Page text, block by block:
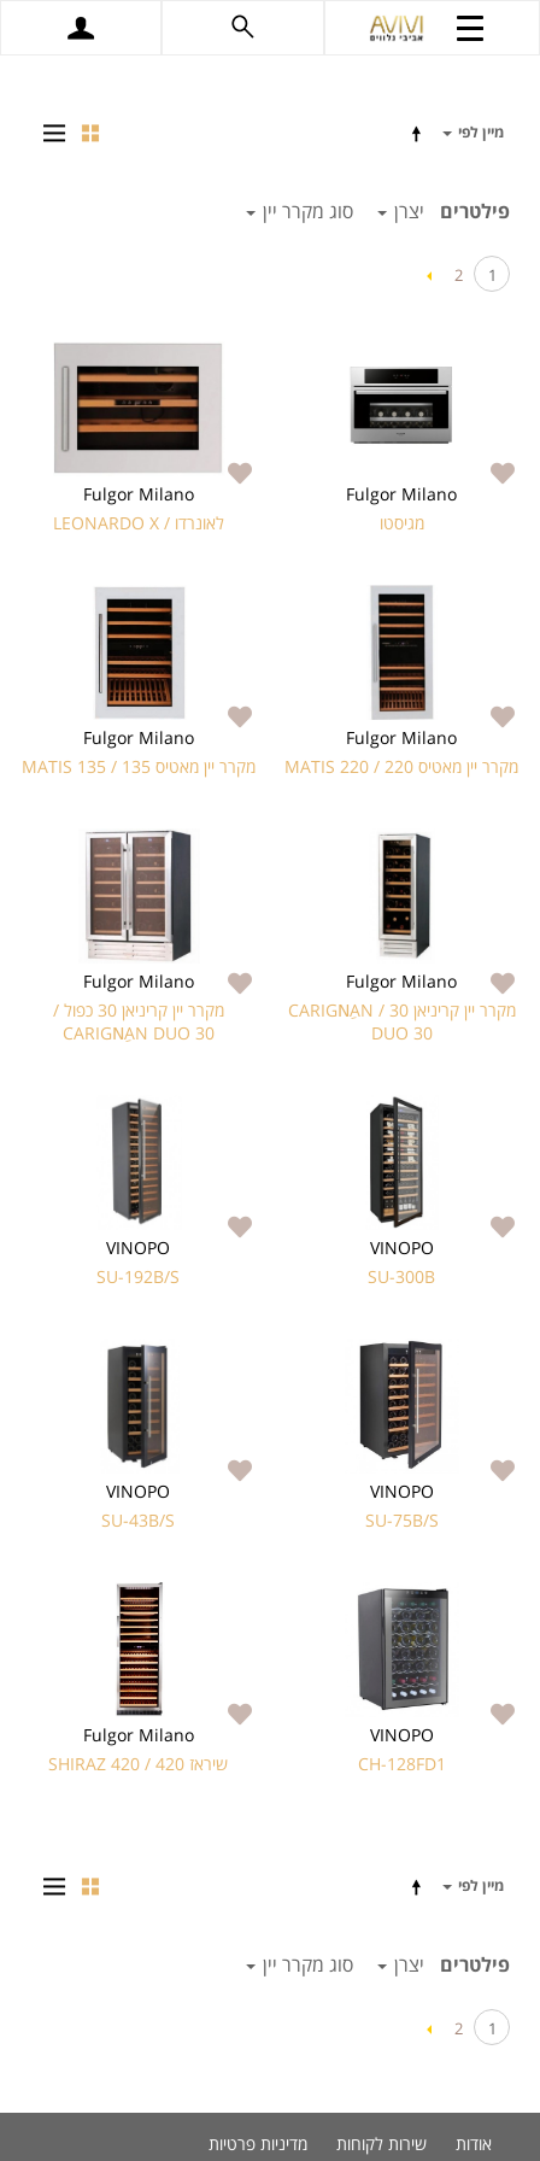
מיין לפי
פילטרים יצרן סוג מקרר יין
1
2
Fulgor Milano
מגיסטו
Fulgor Milano
לאונרדו / LEONARDO X
Fulgor Milano
מקרר יין מאטיס 220 / MATIS 220
Fulgor Milano
מקרר יין מאטיס 135 / MATIS 135
Fulgor Milano
מקרר יין קריניאן 30 / CARIGNِAN
DUO 30
Fulgor Milano
מקרר יין קריניאן 30 כפול /
CARIGNِAN DUO 30
VINOPO
SU-300B
VINOPO
SU-192B/S
VINOPO
SU-75B/S
VINOPO
SU-43B/S
VINOPO
CH-128FD1
Fulgor Milano
שיראז SHIRAZ 420 / 420
מיין לפי
פילטרים יצרן סוג מקרר יין
1
2
אודות שירות לקוחות מדיניות פרטיות